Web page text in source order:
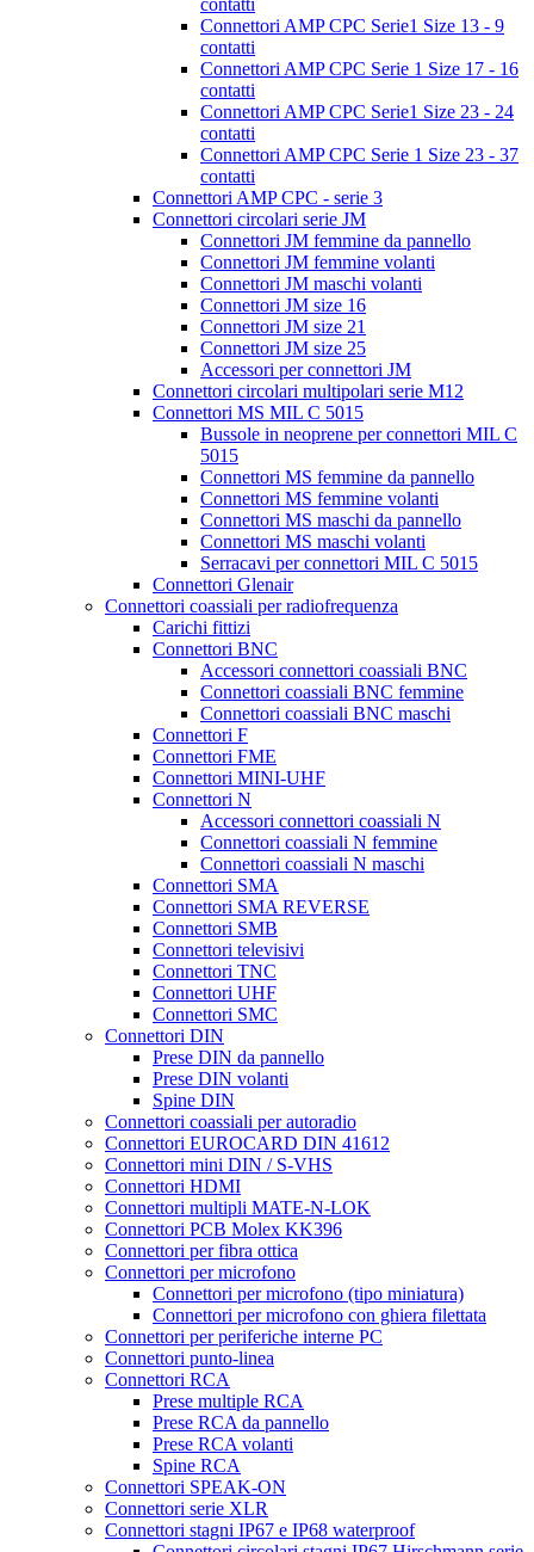
contatti
Connettori AMP CPC Serie1 Size 13 - 9
contatti
Connettori AMP CPC Serie 1 Size 17 - 16
contatti
Connettori AMP CPC Serie1 Size 23 - 24
contatti
Connettori AMP CPC Serie 1 Size 23 - 37
contatti
Connettori AMP CPC - serie 3
Connettori circolari serie JM
Connettori JM femmine da pannello
Connettori JM femmine volanti
Connettori JM maschi volanti
Connettori JM size 16
Connettori JM size 21
Connettori JM size 25
Accessori per connettori JM
Connettori circolari multipolari serie M12
Connettori MS MIL C 5015
Bussole in neoprene per connettori MIL C
5015
Connettori MS femmine da pannello
Connettori MS femmine volanti
Connettori MS maschi da pannello
Connettori MS maschi volanti
Serracavi per connettori MIL C 5015
Connettori Glenair
Connettori coassiali per radiofrequenza
Carichi fittizi
Connettori BNC
Accessori connettori coassiali BNC
Connettori coassiali BNC femmine
Connettori coassiali BNC maschi
Connettori F
Connettori FME
Connettori MINI-UHF
Connettori N
Accessori connettori coassiali N
Connettori coassiali N femmine
Connettori coassiali N maschi
Connettori SMA
Connettori SMA REVERSE
Connettori SMB
Connettori televisivi
Connettori TNC
Connettori UHF
Connettori SMC
Connettori DIN
Prese DIN da pannello
Prese DIN volanti
Spine DIN
Connettori coassiali per autoradio
Connettori EUROCARD DIN 41612
Connettori mini DIN / S-VHS
Connettori HDMI
Connettori multipli MATE-N-LOK
Connettori PCB Molex KK396
Connettori per fibra ottica
Connettori per microfono
Connettori per microfono (tipo miniatura)
Connettori per microfono con ghiera filettata
Connettori per periferiche interne PC
Connettori punto-linea
Connettori RCA
Prese multiple RCA
Prese RCA da pannello
Prese RCA volanti
Spine RCA
Connettori SPEAK-ON
Connettori serie XLR
Connettori stagni IP67 e IP68 waterproof